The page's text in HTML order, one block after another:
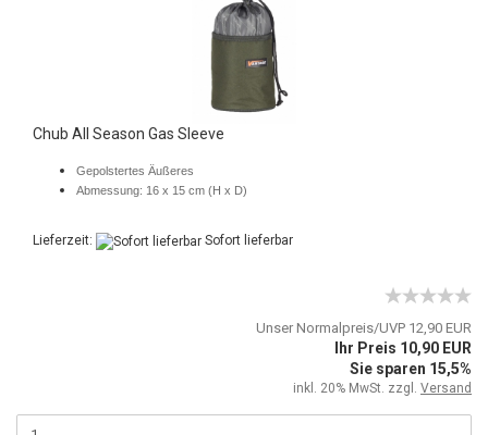
Chub All Season Gas Sleeve
Gepolstertes Äußeres
Abmessung: 16 x 15 cm (H x D)
Lieferzeit: Sofort lieferbar
Unser Normalpreis/UVP 12,90 EUR
Ihr Preis 10,90 EUR
Sie sparen 15,5%
inkl. 20% MwSt. zzgl. Versand